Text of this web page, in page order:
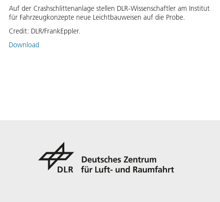
Auf der Crashschlittenanlage stellen DLR-Wissenschaftler am Institut
für Fahrzeugkonzepte neue Leichtbauweisen auf die Probe.
Credit: DLR/FrankEppler.
Download